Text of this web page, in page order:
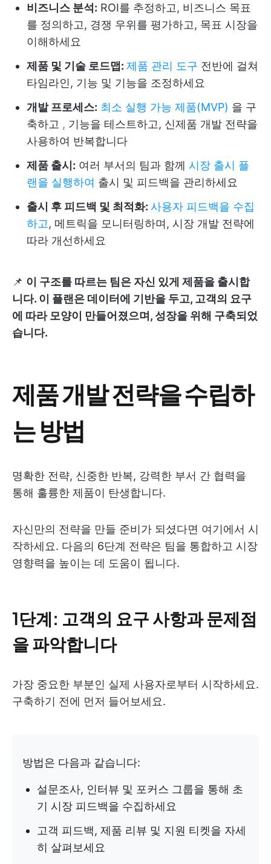
비즈니스 분석: ROI를 추정하고, 비즈니스 목표
를 정의하고, 경쟁 우위를 평가하고, 목표 시장을
이해하세요
제품 및 기술 로드맵: 제품 관리 도구 전반에 걸쳐
타임라인, 기능 및 기능을 조정하세요
개발 프로세스: 최소 실행 가능 제품(MVP) 을 구
축하고 , 기능을 테스트하고, 신제품 개발 전략을
사용하여 반복합니다
제품 출시: 여러 부서의 팀과 함께 시장 출시 플
랜을 실행하여 출시 및 피드백을 관리하세요
출시 후 피드백 및 최적화: 사용자 피드백을 수집
하고 , 메트릭을 모니터링하며, 시장 개발 전략에
따라 개선하세요
📌 이 구조를 따르는 팀은 자신 있게 제품을 출시합
니다. 이 플랜은 데이터에 기반을 두고, 고객의 요구
에 따라 모양이 만들어졌으며, 성장을 위해 구축되었
습니다.
제품 개발 전략을 수립하
는 방법
명확한 전략, 신중한 반복, 강력한 부서 간 협력을
통해 훌륭한 제품이 탄생합니다.
자신만의 전략을 만들 준비가 되셨다면 여기에서 시
작하세요. 다음의 6단계 전략은 팀을 통합하고 시장
영향력을 높이는 데 도움이 됩니다.
1단계: 고객의 요구 사항과 문제점
을 파악합니다
가장 중요한 부분인 실제 사용자로부터 시작하세요.
구축하기 전에 먼저 들어보세요.
방법은 다음과 같습니다:
설문조사, 인터뷰 및 포커스 그룹을 통해 초
기 시장 피드백을 수집하세요
고객 피드백, 제품 리뷰 및 지원 티켓을 자세
히 살펴보세요